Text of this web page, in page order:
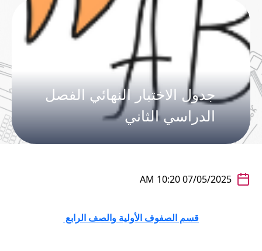
جدول الاختبار النهائي الفصل
الدراسي الثاني
07/05/2025 10:20 AM
قسم الصفوف الأولية والصف الرابع